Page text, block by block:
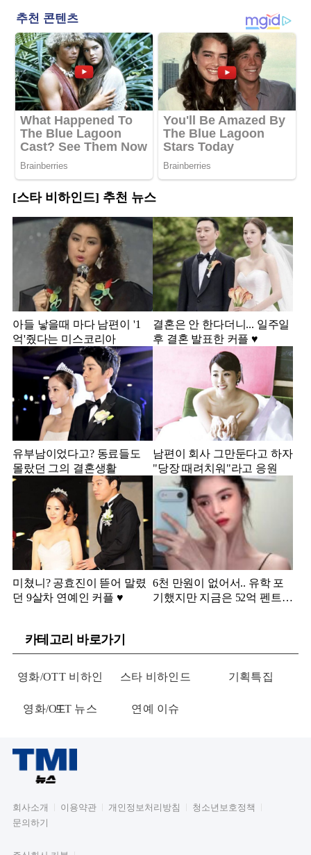
[스타 비하인드] 추천 뉴스
아들 낳을때 마다 남편이 '1
억'줬다는 미스코리아
결혼은 안 한다더니... 일주일
후 결혼 발표한 커플 ♥️
유부남이었다고? 동료들도
몰랐던 그의 결혼생활
남편이 회사 그만둔다고 하자
"당장 때려치워"라고 응원
미쳤니? 공효진이 뜯어 말렸
던 9살차 연예인 커플 ♥️
6천 만원이 없어서.. 유학 포
기했지만 지금은 52억 펜트하
카테고리 바로가기
영화/OTT 비하인
드
스타 비하인드 기획특집
영화/OTT 뉴스 연예 이슈
회사소개 이용약관 개인정보처리방침
청소년보호정책
문의하기